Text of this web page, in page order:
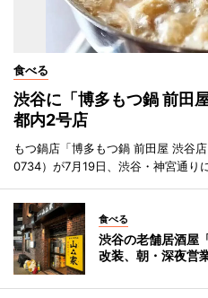
食べる
渋谷に「博多もつ鍋 前田
都内2号店
もつ鍋店「博多もつ鍋 前田屋 渋谷
0734）が7月19日、渋谷・神宮通り
食べる
渋谷の老舗居酒屋
改装、朝・深夜営